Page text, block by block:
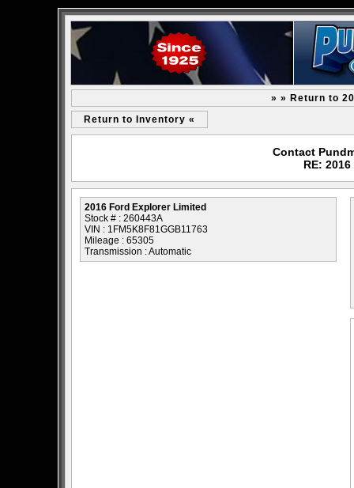
» » Return to
Return to Inventory «
Contact
RE:
2016 Ford Explorer Limited
Stock # : 260443A
VIN : 1FM5K8F81GGB11763
Mileage : 65305
Transmission : Automatic